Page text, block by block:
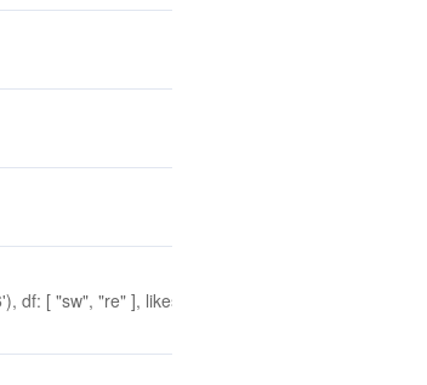
df: [ "sw", "re" ], likes: